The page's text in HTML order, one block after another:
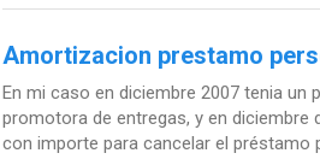
Amortizacion prestamo
En mi caso en diciembre 2007 tenia un
promotora de entregas, y en diciembre
con importe para cancelar el préstamo